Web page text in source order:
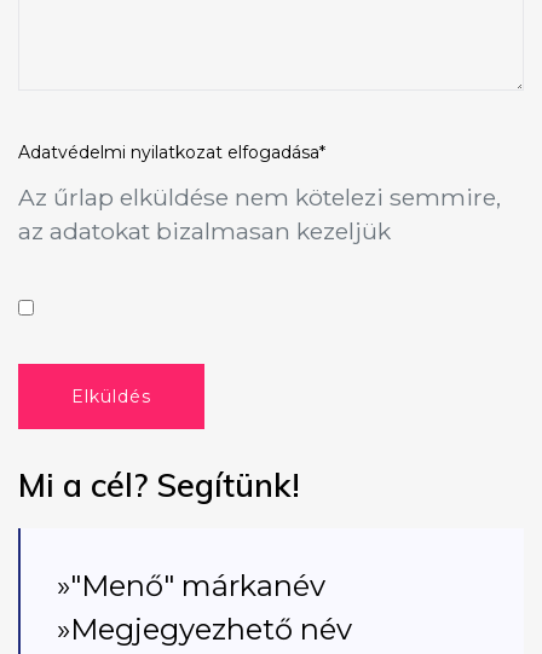
Adatvédelmi nyilatkozat elfogadása*
Az űrlap elküldése nem kötelezi semmire,
az adatokat bizalmasan kezeljük
Elküldés
Mi a cél? Segítünk!
»"Menő" márkanév
»Megjegyezhető név